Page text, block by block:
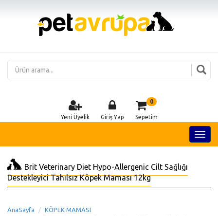
Yeni Üyelik Giriş Yap
0
Sepetim
Brit Veterinary Diet Hypo-Allergenic Cilt Sağlığı
Destekleyici Tahılsız Köpek Maması 12kg
AnaSayfa
KÖPEK MAMASI